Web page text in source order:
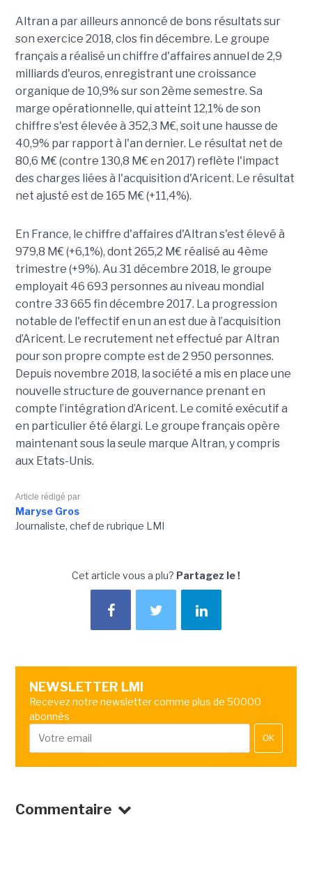
Altran a par ailleurs annoncé de bons résultats sur
son exercice 2018, clos fin décembre. Le groupe
français a réalisé un chiffre d'affaires annuel de 2,9
milliards d'euros, enregistrant une croissance
organique de 10,9% sur son 2ème semestre. Sa
marge opérationnelle, qui atteint 12,1% de son
chiffre s'est élevée à 352,3 M€, soit une hausse de
40,9% par rapport à l'an dernier. Le résultat net de
80,6 M€ (contre 130,8 M€ en 2017) reflète l'impact
des charges liées à l'acquisition d'Aricent. Le résultat
net ajusté est de 165 M€ (+11,4%).
En France, le chiffre d'affaires d'Altran s'est élevé à
979,8 M€ (+6,1%), dont 265,2 M€ réalisé au 4ème
trimestre (+9%). Au 31 décembre 2018, le groupe
employait 46 693 personnes au niveau mondial
contre 33 665 fin décembre 2017. La progression
notable de l'effectif en un an est due à l’acquisition
d’Aricent. Le recrutement net effectué par Altran
pour son propre compte est de 2 950 personnes.
Depuis novembre 2018, la société a mis en place une
nouvelle structure de gouvernance prenant en
compte l’intégration d’Aricent. Le comité exécutif a
en particulier été élargi. Le groupe français opère
maintenant sous la seule marque Altran, y compris
aux Etats-Unis.
Article rédigé par
Maryse Gros
Journaliste, chef de rubrique LMI
Cet article vous a plu? Partagez le !
NEWSLETTER LMI
Recevez notre newsletter comme plus de 50000
abonnés
OK
Commentaire